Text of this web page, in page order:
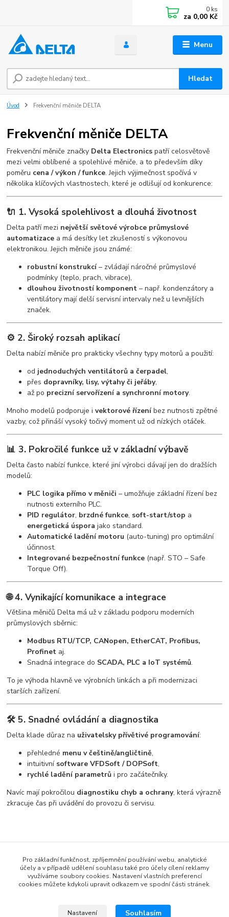
Menu
Hledat
0 ks
za 0,00 Kč
Úvod Frekvenční měniče DELTA
Frekvenční měniče DELTA
Frekvenční měniče značky Delta Electronics patří celosvětově
mezi velmi oblíbené a spolehlivé měniče, a to především díky
poměru cena / výkon / funkce. Jejich výjimečnost spočívá v
několika klíčových vlastnostech, které je odlišují od konkurence:
🔌 1. Vysoká spolehlivost a dlouhá životnost
Delta patří mezi největší světové výrobce průmyslové
automatizace a má desítky let zkušeností s výkonovou
elektronikou. Jejich měniče jsou známé:
robustní konstrukcí– zvládají náročné průmyslové
podmínky (teplo, prach, vibrace),
dlouhou životností komponent – např. kondenzátory a
ventilátory mají delší servisní intervaly než u levnějších
značek.
⚙️ 2. Široký rozsah aplikací
Delta nabízí měniče pro prakticky všechny typy motorů a použití:
od jednoduchých ventilátorů a čerpadel,
přes dopravníky, lisy, výtahy či jeřáby,
až po precizní servořízení a synchronní motory.
Mnoho modelů podporuje ivektorové řízeníbez nutnosti zpětné
vazby, což přináší vysoký točivý moment už od nízkých otáček.
📊 3. Pokročilé funkce už v základní výbavě
Delta často nabízí funkce, které jiní výrobci dávají jen do dražších
modelů:
PLC logika přímo v měniči – umožňuje základní řízení bez
nutnosti externího PLC.
PID regulátor, brzdné funkce, soft-start/stop a
energetická úspora jako standard.
Automatické ladění motoru (auto-tuning) pro optimální
účinnost.
Integrované bezpečnostní funkce (např. STO – Safe
Torque Off).
🌐 4. Vynikající komunikace a integrace
Většina měničů Delta má už v základu podporu moderních
průmyslových sběrnic:
Modbus RTU/TCP, CANopen, EtherCAT, Profibus,
Profinet aj.
Snadná integrace do SCADA, PLC a IoT systémů.
To je výhoda hlavně ve výrobních linkách a při modernizaci
starších zařízení.
🛠️ 5. Snadné ovládání a diagnostika
Delta klade důraz na uživatelsky přívětivé programování:
přehledné menu v češtině/angličtině,
intuitivní software VFDSoft / DOPSoft,
rychlé ladění parametrů i pro začátečníky.
Navíc mají pokročilou diagnostiku chyb a ochrany, která výrazně
zkracuje čas při uvádění do provozu či servisu.
www.czech-meanwell.cz
www.spinanyzdroj.cz
Pro základní funkčnost, zpříjemnění používání webu, analytické
účely a v případě udělení souhlasu také pro účely cílení reklamy
využíváme soubory cookies. Nastavení vlastních preferencí
cookies můžete kdykoli upravit odkazem ve spodní části stránek.
Nastavení Souhlasím